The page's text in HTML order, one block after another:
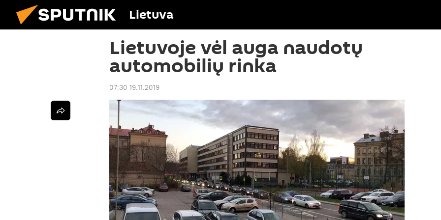
Lietuva
Lietuvoje vėl auga naudotų
automobilių rinka
07:30 19.11.2019